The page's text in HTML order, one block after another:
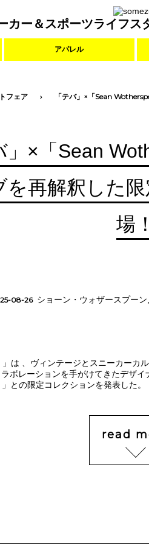
カー＆スポーツライフス
アパレル
フェア 「テバ」×「Sean
」×「Sean
を再解釈した
場！
08-26 ショーン・ウォザースプーン
」は 、ヴィンテージとスニーカーカ
ボレーションを手がけてきたデザ
との限定コレクションを発表した。
read